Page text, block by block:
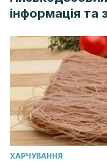
інформація та
ХАРЧУВАННЯ